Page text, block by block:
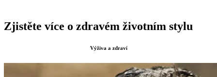
Zjistěte více o zdravém životním stylu
Výživa a zdraví